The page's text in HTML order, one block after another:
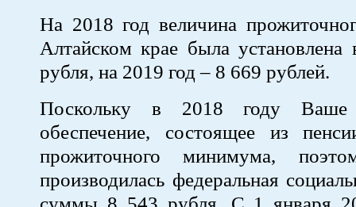
На 2018 год величина
Алтайском крае была
рубля, на 2019 год – 8 669 рублей.
Поскольку в 2018 году Ваше
обеспечение, состоящее из
прожиточного минимума,
производилась федеральная